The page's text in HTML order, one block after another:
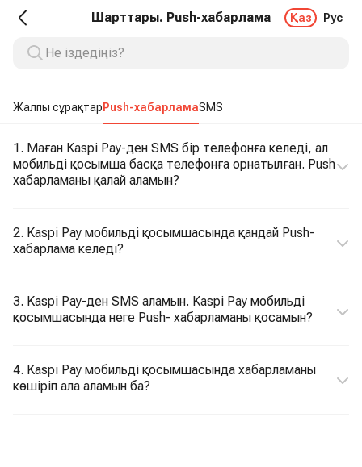
Шарттары. Push-хабарлама Қаз Рус
Жалпы сұрақтарPush-хабарламаSMS
1. Маған Kaspi Pay-ден SMS бір телефонға келеді, ал
мобильді қосымша басқа телефонға орнатылған. Push
хабарламаны қалай аламын?
2. Kaspi Pay мобильді қосымшасында қандай Push-
хабарлама келеді?
3. Kaspi Pay-ден SMS аламын. Kaspi Pay мобильді
қосымшасында неге Push- хабарламаны қосамын?
4. Kaspi Pay мобильді қосымшасында хабарламаны
көшіріп ала аламын ба?